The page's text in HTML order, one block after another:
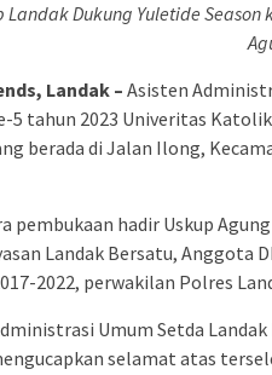
Landak Dukung Yuletide
Landak –Asisten
5 tahun 2023 Univeritas
berada di Jalan Ilong,
pembukaan hadir Uskup
Landak Bersatu, Anggota
2022, perwakilan Polres
Umum Setda
selamat atas